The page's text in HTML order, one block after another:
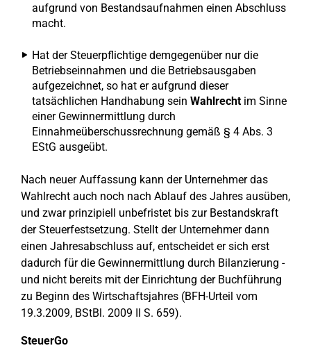
aufgrund von Bestandsaufnahmen einen Abschluss
macht.
Hat der Steuerpflichtige demgegenüber nur die
Betriebseinnahmen und die Betriebsausgaben
aufgezeichnet, so hat er aufgrund dieser
tatsächlichen Handhabung sein Wahlrechtim Sinne
einer Gewinnermittlung durch
Einnahmeüberschussrechnung gemäß § 4 Abs. 3
EStG ausgeübt.
Nach neuer Auffassung kann der Unternehmer das
Wahlrecht auch noch nach Ablauf des Jahres ausüben,
und zwar prinzipiell unbefristet bis zur Bestandskraft
der Steuerfestsetzung. Stellt der Unternehmer dann
einen Jahresabschluss auf, entscheidet er sich erst
dadurch für die Gewinnermittlung durch Bilanzierung -
und nicht bereits mit der Einrichtung der Buchführung
zu Beginn des Wirtschaftsjahres (BFH-Urteil vom
19.3.2009, BStBl. 2009 II S. 659).
SteuerGo